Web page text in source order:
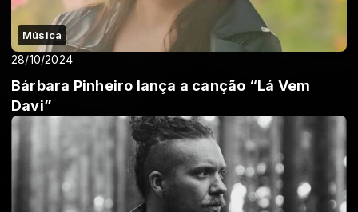
Música
28/10/2024
Bárbara Pinheiro lança a canção “Lá Vem
Davi”